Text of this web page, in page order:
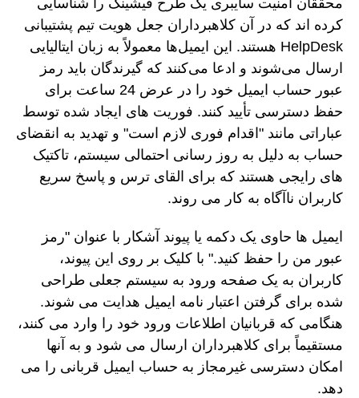
کرده اند که در آن کلاهبرداران جعل هویت تیم پشتیبانی
HelpDesk هستند. این ایمیل‌ها معمولاً به زبان ایتالیایی
ارسال می‌شوند و ادعا می‌کنند که گیرندگان باید رمز
عبور حساب ایمیل خود را در عرض 24 ساعت برای
حفظ دسترسی تأیید کنند. فوریت های ایجاد شده توسط
عباراتی مانند "اقدام فوری لازم است" و تهدید به انقضای
حساب به دلیل به روز رسانی احتمالی سیستم، تاکتیک
های رایجی هستند که برای القای ترس و پاسخ سریع
کاربران ناآگاه به کار می روند.
ایمیل ها حاوی یک دکمه یا پیوند آشکار با عنوان "رمز
عبور من را حفظ کنید." با کلیک بر روی این پیوند،
کاربران به یک صفحه ورود به سیستم جعلی طراحی
شده برای گرفتن اعتبار نامه ایمیل هدایت می شوند.
هنگامی که قربانیان اطلاعات ورود خود را وارد می کنند،
مستقیماً برای کلاهبرداران ارسال می شود و به آنها
امکان دسترسی غیرمجاز به حساب ایمیل قربانی را می
دهد.